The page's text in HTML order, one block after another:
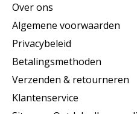
Over ons
Algemene voorwaarden
Privacybeleid
Betalingsmethoden
Verzenden & retourneren
Klantenservice